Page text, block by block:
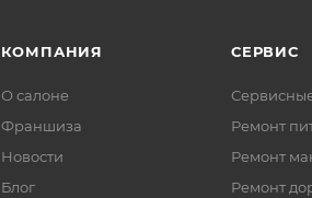
КОМПАНИЯ
О салоне
Франшиза
Новости
Блог
СЕРВИС
Ремонт
Ремонт
Ремонт